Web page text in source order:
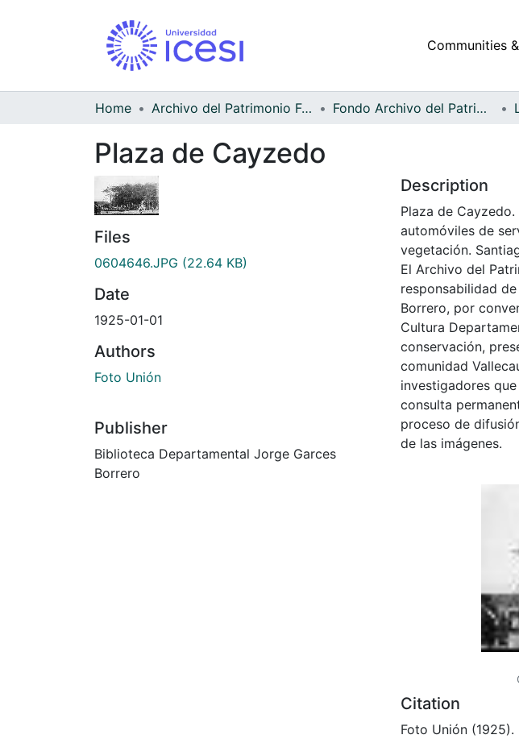
Communities
Home Archivo del Patrimonio Fotográfico y Fílmico del Valle del Cauca Fondo Archivo del Patrimonio Fotográfico y Fílmico del Valle del Cauca
Plaza de Cayzedo
Files
0604646.JPG (22.64 KB)
Date
1925-01-01
Authors
Foto Unión
Publisher
Biblioteca Departamental Jorge Garces
Borrero
Description
Plaza de
automóviles de
vegetación.
El Archivo del
responsabilidad
Borrero, por
Cultura
conservación,
comunidad
investigadores
consulta
proceso de
de las imágenes.
Citation
Foto Unión (1925).